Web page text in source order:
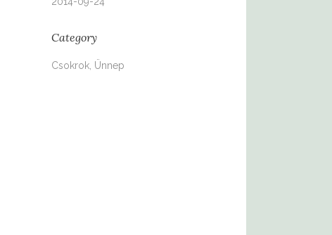
Category
Csokrok, Ünnep